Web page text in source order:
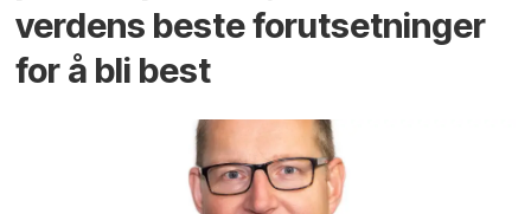
verdens beste forutsetninger
for å bli best